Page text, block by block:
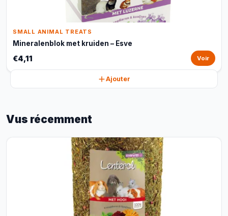
SMALL ANIMAL TREATS
Mineralenblok met kruiden – Esve
€4,11 Voir
Ajouter
Vus récemment